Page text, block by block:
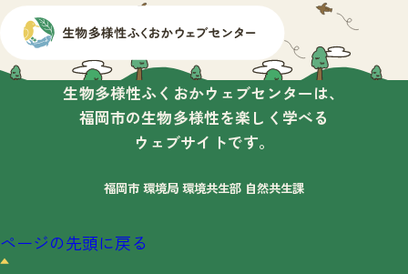
生物多様性ふくおかウェブセンターは、
福岡市の生物多様性を楽しく学べる
ウェブサイトです。
福岡市 環境局 環境共生部 自然共生課
ページの先頭に戻る